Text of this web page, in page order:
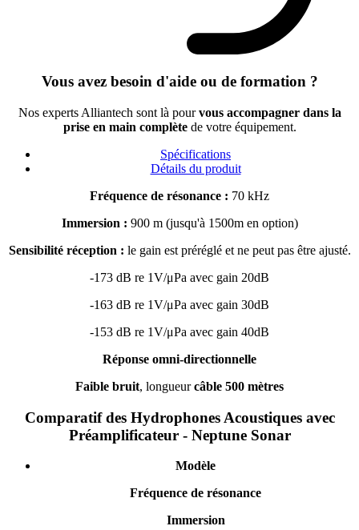
Vous avez besoin d'aide ou de formation ?
Nos experts Alliantech sont là pourvous accompagner dans la
prise en main complètede votre équipement.
Spécifications
Détails du produit
Fréquence de résonance : 70 kHz
Immersion : 900 m (jusqu'à 1500m en option)
Sensibilité réception : le gain est préréglé et ne peut pas être ajusté.
-173 dB re 1V/μPa avec gain 20dB
-163 dB re 1V/μPa avec gain 30dB
-153 dB re 1V/μPa avec gain 40dB
Réponse omni-directionnelle
Faible bruit, longueurcâble 500 mètres
Comparatif des Hydrophones Acoustiques avec
Préamplificateur - Neptune Sonar
Modèle
Fréquence de résonance
Immersion